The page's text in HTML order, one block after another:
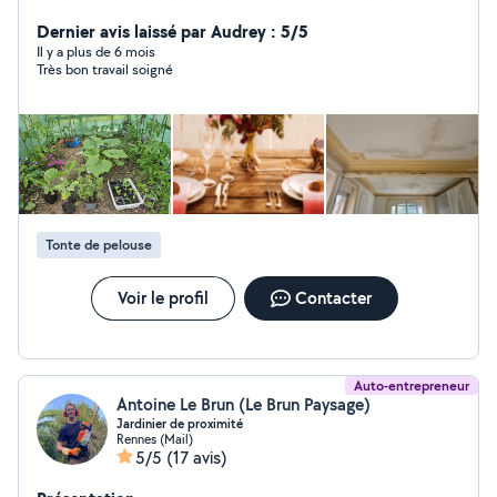
d'Orgères, Rennes Sud et les communes environnantes
(Bruz, Chartres-de Bretagne, Pont-Péan). Bricolage:
Montage de meubles, pose d'étagère, changement de
de pelouse, taille de haies, nettoyage haute pression.
Aide & Manutention: Aide au déménagement, transport
d'objets encombrants. Pourquoi me choisir Travaille
sognè et respect des délais. Matériel professionnel à
disposition. Réponse rapide à vos messages N'hésitez
pas à me contater pour discuter de vos besion. À
bientôt!"
Dernier avis laissé par Audrey : 5/5
Il y a plus de 6 mois
Très bon travail soigné
Tonte de pelouse
Voir le profil Contacter
Auto-entrepreneur
Antoine Le Brun (Le Brun Paysage)
Jardinier de proximité
Rennes (Mail)
5/5 (17 avis)